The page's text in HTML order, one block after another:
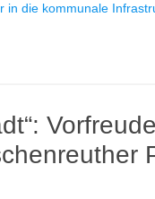
in die kommunale